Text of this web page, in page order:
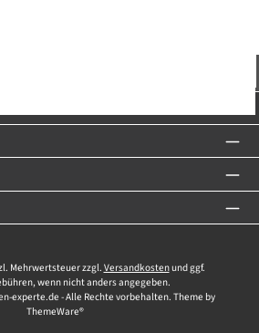
Mehrwertsteuer zzgl. Versandkostenund ggf.
wenn nicht anders angegeben.
experte.de - Alle Rechte vorbehalten. Theme by
ThemeWare®